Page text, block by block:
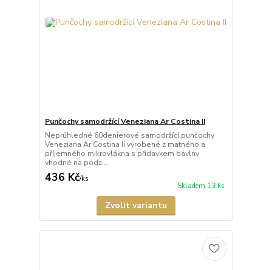
Punčochy samodržící Veneziana Ar Costina II
Neprůhledné 60denierové samodržící punčochy
Veneziana Ar Costina II vyrobené z matného a
příjemného mikrovlákna s přídavkem bavlny
vhodné na podz...
436 Kč/ks
Skladem 13 ks
Zvolit variantu